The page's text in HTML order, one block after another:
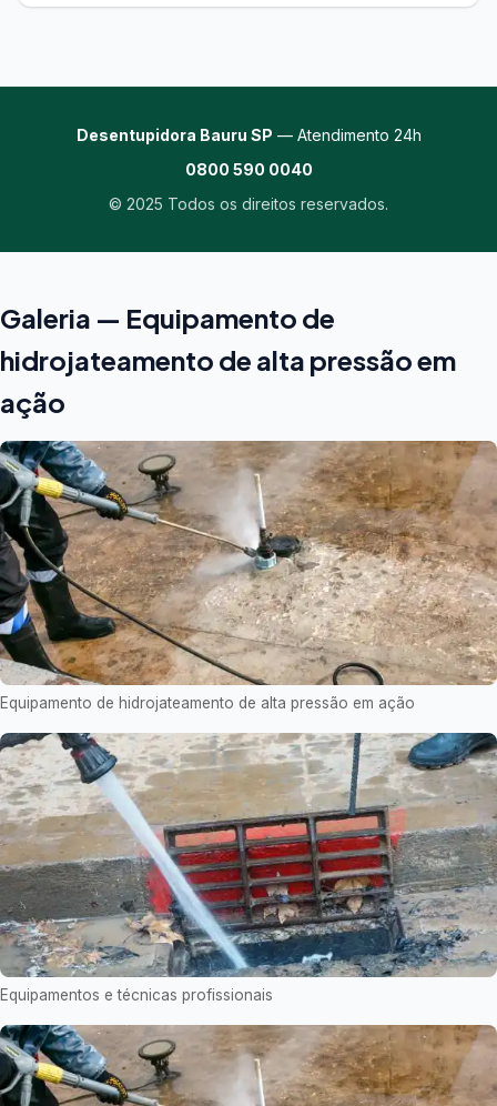
Desentupidora Bauru SP — Atendimento 24h
0800 590 0040
© 2025 Todos os direitos reservados.
Galeria — Equipamento de
hidrojateamento de alta pressão em
ação
Equipamento de hidrojateamento de alta pressão em ação
Equipamentos e técnicas profissionais